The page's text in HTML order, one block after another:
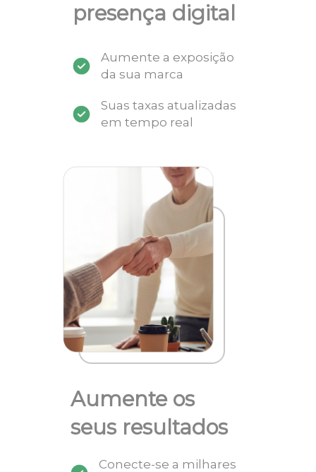
presença digital
Aumente a exposição
da sua marca
Suas taxas atualizadas
em tempo real
Aumente os
seus resultados
Conecte-se a milhares